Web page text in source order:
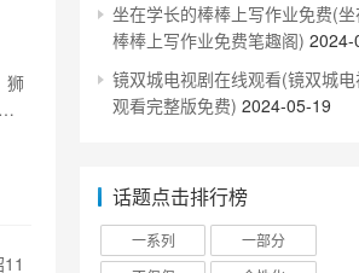
狮
坐在学长的棒棒上写作业免费(
棒棒上写作业免费笔趣阁) 2024-
镜双城电视剧在线观看(镜双城
观看完整版免费) 2024-05-19
话题点击排行榜
一系列
一部分